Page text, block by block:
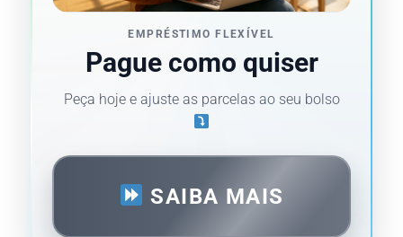
EMPRÉSTIMO FLEXÍVEL
Pague como quiser
Peça hoje e ajuste as parcelas ao seu bolso
SAIBA MAIS